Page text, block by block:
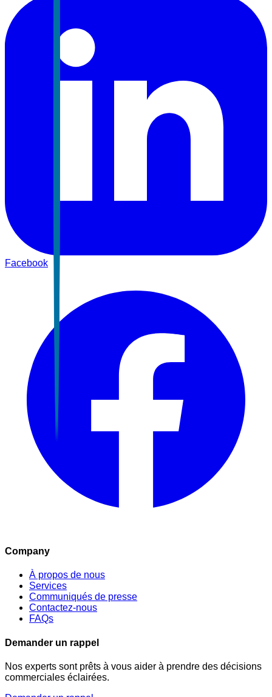
Facebook
Company
À propos de nous
Services
Communiqués de presse
Contactez-nous
FAQs
Demander un rappel
Nos experts sont prêts à vous aider à prendre des décisions
commerciales éclairées.